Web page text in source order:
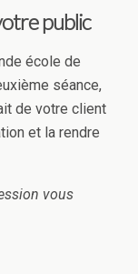
public
école de
séance,
de votre client
et la rendre
vous